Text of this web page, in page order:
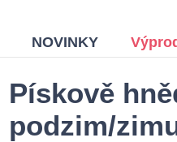
NOVINKY
Pískově
podzim/